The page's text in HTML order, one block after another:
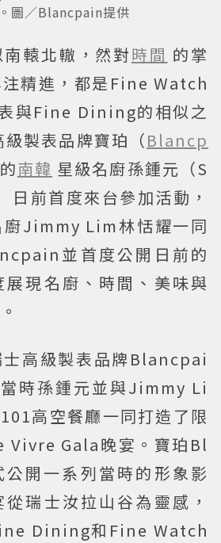
圖／Blancpain提供
轅北轍，然對時間 的掌
精進，都是Fine Watch
與Fine Dining的相似之
級製表品牌寶珀（Blancp
南韓 星級名廚孫鍾元（S
前首度來台參加活動，
廚Jimmy Lim林恬耀一同
並首度公開日前的
現名廚、時間、美味與
士高級製表品牌Blancpai
時孫鍾元並與Jimmy Li
高空餐廳一同打造了限
Vivre Gala晚宴。寶珀Bl
開一系列當時的形象影
瑞士汝拉山谷為靈感，
Dining和Fine Watch